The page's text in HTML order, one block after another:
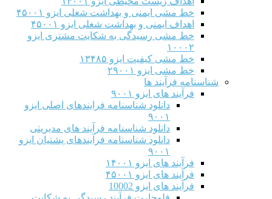
خط مشی ایمنی و بهداشت شغلی ایزو ۴۵۰۰۱
اهداف ایمنی و بهداشت شغلی ایزو ۴۵۰۰۱
خط مشی رسیدگی به شکایت مشتری ایزو
۱۰۰۰۲
خط مشی کیفیت ایزو ۱۳۴۸۵
خط مشی ایزو ۲۹۰۰۱
شناسنامه فرآیند ها
فرآیند های ایزو ۹۰۰۱
دانلود شناسنامه فرایندهای اصلی ایزو
۹۰۰۱
دانلود شناسنامه فرآیند های مدیریتی
دانلود شناسنامه فرآیندهای پشتیان ایزو
۹۰۰۱
فرآیند های ایزو ۱۴۰۰۱
فرآیند های ایزو ۴۵۰۰۱
فرآیند های ایزو 10002